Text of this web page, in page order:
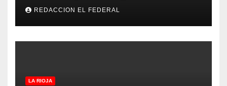
arranca la Expo que promete
revolucionar la economía
regional en un evento sin
precedentes en La Rioja
REDACCION EL FEDERAL
LA RIOJA